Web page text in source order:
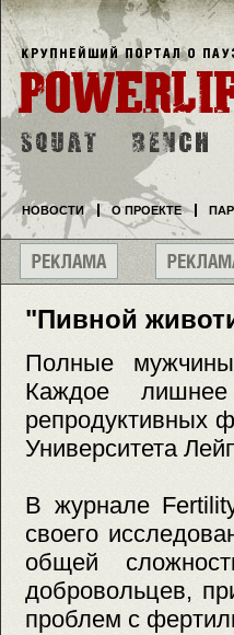
"Пивной
Полные
Каждое
репродуктивных
Университета
В журнале
своего
общей
добровольцев,
проблем с
НОВОСТИ О ПРОЕКТЕ